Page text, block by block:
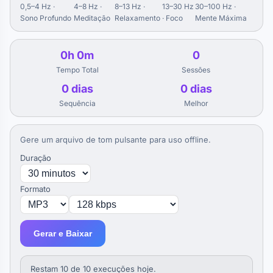
Rampa 12→2 Hz · 174 Hz — indução gradual ao sono
Recomendado agora
Cochilo Energético
Rampa 10→6 Hz · 200 Hz — cochilo restaurador
🌅
Despertar Matinal
Rampa 2→18 Hz · 200 Hz — sequência suave de despertar
0,5–4 Hz ·
Sono Profundo
4–8 Hz ·
Meditação
8–13 Hz ·
Relaxamento
13–30 Hz
· Foco
30–100 Hz ·
Mente Máxima
0h 0m
Tempo Total
0
Sessões
0 dias
Sequência
0 dias
Melhor
Gere um arquivo de tom pulsante para uso offline.
Duração
Formato
Gerar e Baixar
Restam 10 de 10 execuções hoje.